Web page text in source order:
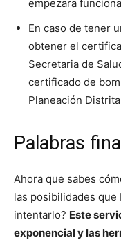
empezara
En caso de tener
obtener el
Secretaria de
certificado de
Planeación
Palabras
Ahora que sabes
las posibilidades
intentarlo? Este
exponencial y las